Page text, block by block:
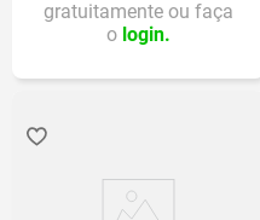
gratuitamente ou faça
o login.